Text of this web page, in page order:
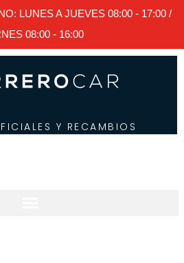
LUNES A JUEVES 08:00 - 17:00 /
08:00 - 16:00
Y RECAMBIOS